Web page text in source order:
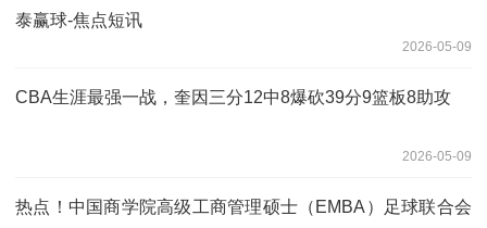
泰赢球-焦点短讯
2026-05-09
CBA生涯最强一战，奎因三分12中8爆砍39分9篮板8助攻
2026-05-09
热点！中国商学院高级工商管理硕士（EMBA）足球联合会